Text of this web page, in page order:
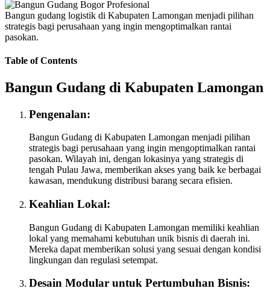
Bangun gudang logistik di Kabupaten Lamongan menjadi pilihan
strategis bagi perusahaan yang ingin mengoptimalkan rantai
pasokan.
Table of Contents
Bangun Gudang di Kabupaten Lamongan
Pengenalan:
Bangun Gudang di Kabupaten Lamongan menjadi pilihan
strategis bagi perusahaan yang ingin mengoptimalkan rantai
pasokan. Wilayah ini, dengan lokasinya yang strategis di
tengah Pulau Jawa, memberikan akses yang baik ke berbagai
kawasan, mendukung distribusi barang secara efisien.
Keahlian Lokal:
Bangun Gudang di Kabupaten Lamongan memiliki keahlian
lokal yang memahami kebutuhan unik bisnis di daerah ini.
Mereka dapat memberikan solusi yang sesuai dengan kondisi
lingkungan dan regulasi setempat.
Desain Modular untuk Pertumbuhan Bisnis: